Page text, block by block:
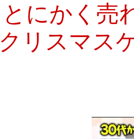
とにかく売
クリスマス